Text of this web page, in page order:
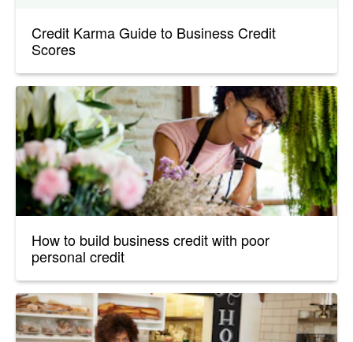
Credit Karma Guide to Business Credit
Scores
How to build business credit with poor
personal credit